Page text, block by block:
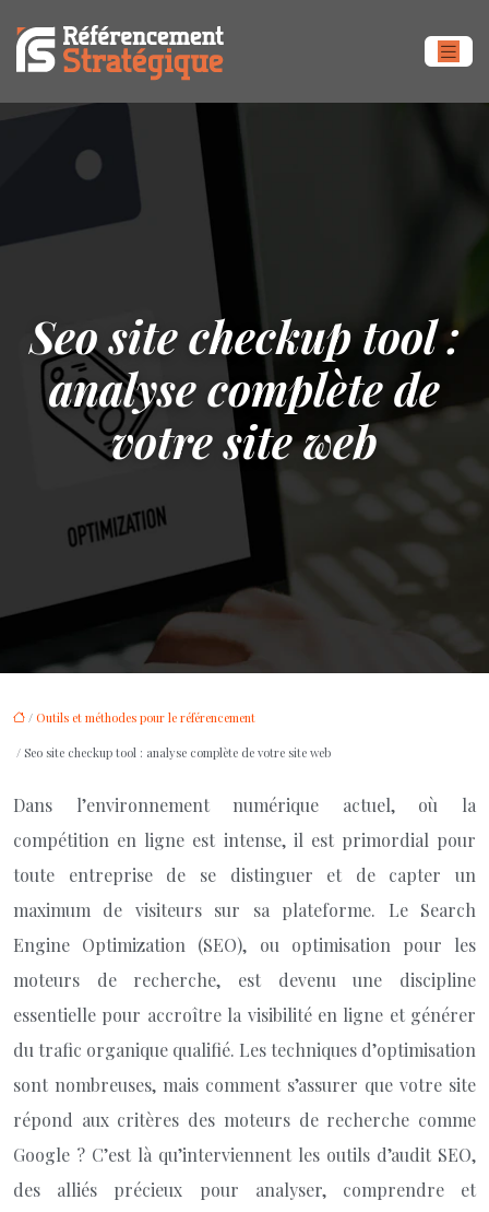
Seo site checkup tool :
analyse complète de
votre site web
/ Outils et méthodes pour le référencement
/ Seo site checkup tool : analyse complète de votre site web
Dans l’environnement numérique actuel, où la
compétition en ligne est intense, il est primordial pour
toute entreprise de se distinguer et de capter un
maximum de visiteurs sur sa plateforme. Le Search
Engine Optimization (SEO), ou optimisation pour les
moteurs de recherche, est devenu une discipline
essentielle pour accroître la visibilité en ligne et générer
du trafic organique qualifié. Les techniques d’optimisation
sont nombreuses, mais comment s’assurer que votre site
répond aux critères des moteurs de recherche comme
Google ? C’est là qu’interviennent les outils d’audit SEO,
des alliés précieux pour analyser, comprendre et